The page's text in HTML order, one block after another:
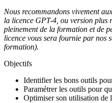
Nous recommandons vivement
la licence GPT-4, ou version plus
pleinement de la formation et de
licence vous sera fournie par nos
formation).
Objectifs
Identifier les bons outils
Paramétrer les outils pour
Optimiser son utilisation